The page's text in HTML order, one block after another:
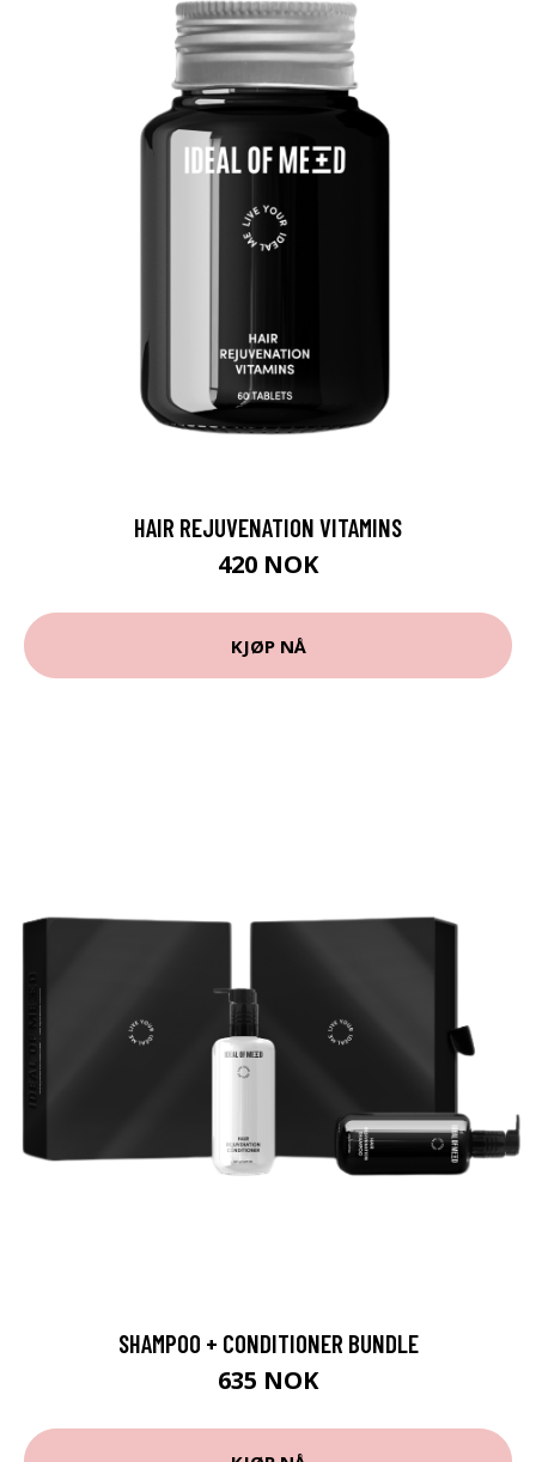
HAIR REJUVENATION VITAMINS
420 NOK
KJØP NÅ
SHAMPOO + CONDITIONER BUNDLE
635 NOK